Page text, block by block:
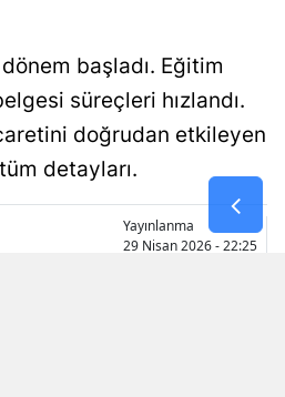
Mardin
Muğla
Muş
Nevşehir
Niğde
başladı. Eğitim
süreçleri hızlandı.
doğrudan etkileyen
detayları.
Yayınlanma
29 Nisan 2026 - 22:25